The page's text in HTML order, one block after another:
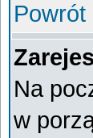
Powrót
Na
w